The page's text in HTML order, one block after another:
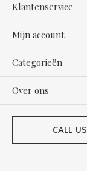
Klantenservice
Mijn account
Categorieën
Over ons
CALL US